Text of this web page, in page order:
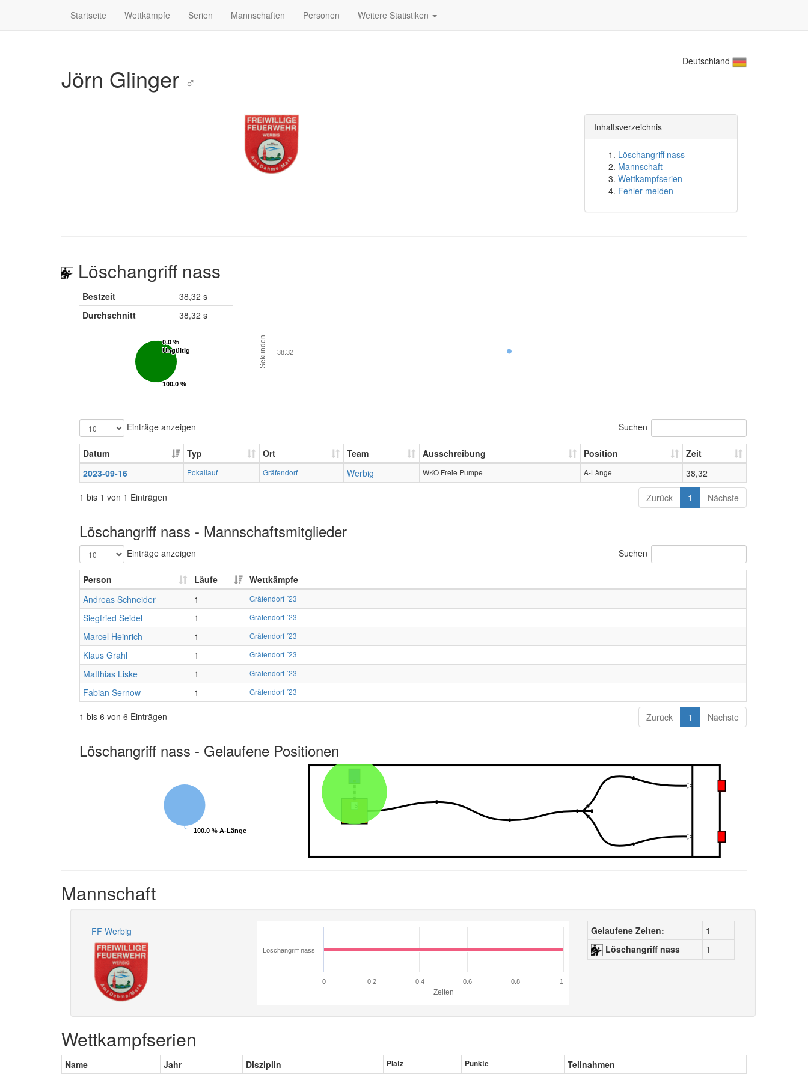
Startseite Wettkämpfe Serien Mannschaften Personen Weitere Statistiken
Deutschland
Jörn Glinger ♂
Inhaltsverzeichnis
Löschangriff nass
Mannschaft
Wettkampfserien
Fehler melden
Löschangriff nass
Bestzeit
38,32 s
Durchschnitt
38,32 s
0.0 %
Ungültig
0.0 %
Ungültig
100.0 %
100.0 %
Sekunden 38.32
Einträge anzeigen Suchen
Datum Typ Ort Team Ausschreibung Position
Zeit
2023-09-16
Pokallauf Gräfendorf Werbig WKO Freie Pumpe A-Länge
38,32
1 bis 1 von 1 Einträgen
Zurück 1 Nächste
Löschangriff nass - Mannschaftsmitglieder
Einträge anzeigen Suchen
Person Läufe
Wettkämpfe
Andreas Schneider
1 Gräfendorf ´23
Siegfried Seidel 1 Gräfendorf ´23
Marcel Heinrich 1 Gräfendorf ´23
Klaus Grahl 1 Gräfendorf ´23
Matthias Liske 1 Gräfendorf ´23
Fabian Sernow 1 Gräfendorf ´23
1 bis 6 von 6 Einträgen Zurück 1 Nächste
Löschangriff nass - Gelaufene Positionen
100.0 % A-Länge
100.0 % A-Länge
Mannschaft
FF Werbig
Zeiten
Löschangriff nass
0 0.2 0.4 0.6 0.8 1
Gelaufene Zeiten:
1
Löschangriff nass
1
Wettkampfserien
Name Jahr Disziplin Platz Punkte Teilnahmen